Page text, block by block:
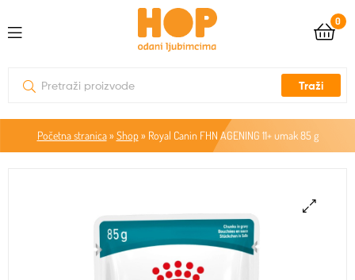
0
Traži
Početna stranica» Shop» Royal Canin FHN AGENING 11+ umak 85 g